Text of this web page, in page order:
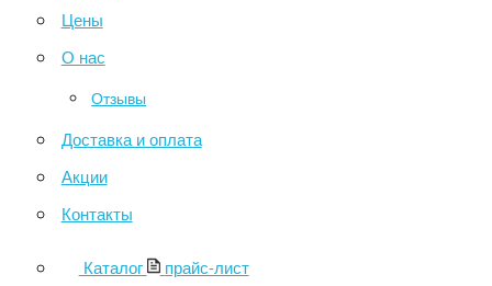
Цены
О нас
Отзывы
Доставка и оплата
Акции
Контакты
Каталог
прайс-лист